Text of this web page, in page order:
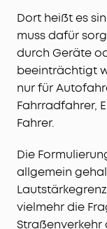
Dort heißt es
muss dafür
durch Geräte
beeinträchtigt
nur für
Fahrradfahrer,
Fahrer.
Die
allgemein
vielmehr die
Straßenverkehr